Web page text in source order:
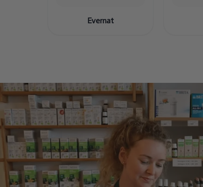
Evernat